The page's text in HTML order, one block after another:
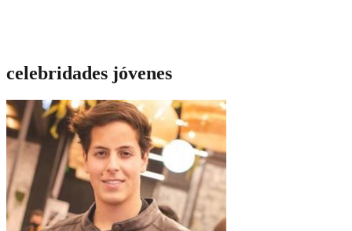
celebridades jóvenes